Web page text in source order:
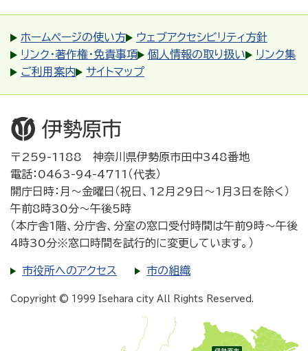
ホームページの使い方
ウェブアクセシビリティ方針
リンク・著作権・免責事項
個人情報の取り扱い
リンク集
ご利用案内
サイトマップ
〒259-1188 神奈川県伊勢原市田中348番地
電話：0463-94-4711（代表）
開庁日時：月～金曜日（祝日、12月29日～1月3日を除く）
午前8時30分～午後5時
（本庁舎1階、分庁舎、分室の窓口受付時間は午前9時～午後
4時30分※窓口時間を試行的に変更しています。）
市役所へのアクセス 市の組織
Copyright © 1999 Isehara city All Rights Reserved.